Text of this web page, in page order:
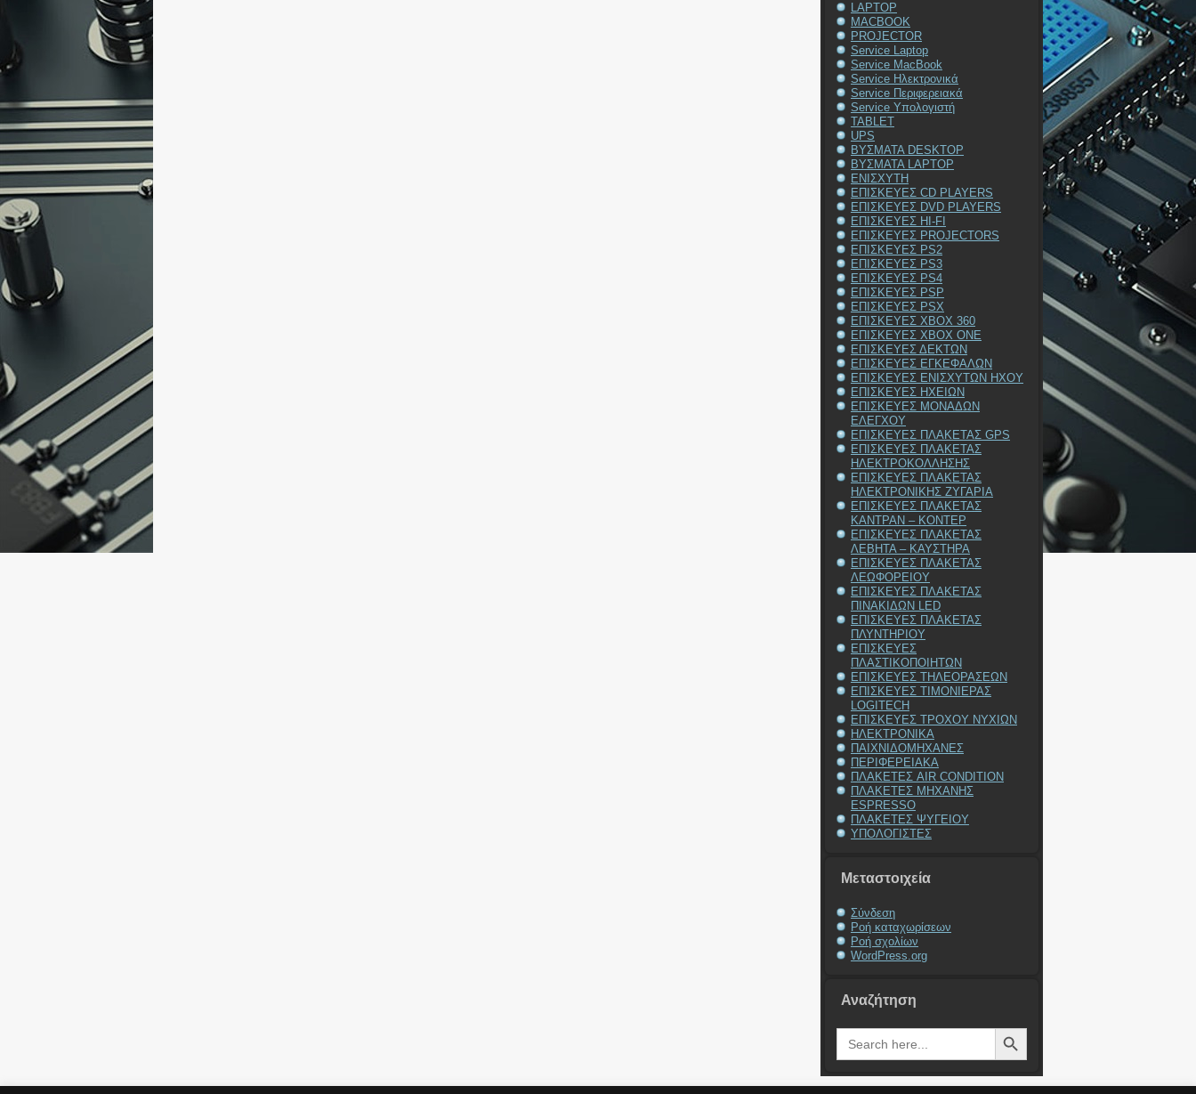
LAPTOP
MACBOOK
PROJECTOR
Service Laptop
Service MacBook
Service Ηλεκτρονικά
Service Περιφερειακά
Service Υπολογιστή
TABLET
UPS
ΒΥΣΜΑΤΑ DESKTOP
ΒΥΣΜΑΤΑ LAPTOP
ΕΝΙΣΧΥΤΗ
ΕΠΙΣΚΕΥΕΣ CD PLAYERS
ΕΠΙΣΚΕΥΕΣ DVD PLAYERS
ΕΠΙΣΚΕΥΕΣ HI-FI
ΕΠΙΣΚΕΥΕΣ PROJECTORS
ΕΠΙΣΚΕΥΕΣ PS2
ΕΠΙΣΚΕΥΕΣ PS3
ΕΠΙΣΚΕΥΕΣ PS4
ΕΠΙΣΚΕΥΕΣ PSP
ΕΠΙΣΚΕΥΕΣ PSX
ΕΠΙΣΚΕΥΕΣ XBOX 360
ΕΠΙΣΚΕΥΕΣ XBOX ONE
ΕΠΙΣΚΕΥΕΣ ΔΕΚΤΩΝ
ΕΠΙΣΚΕΥΕΣ ΕΓΚΕΦΑΛΩΝ
ΕΠΙΣΚΕΥΕΣ ΕΝΙΣΧΥΤΩΝ ΗΧΟΥ
ΕΠΙΣΚΕΥΕΣ ΗΧΕΙΩΝ
ΕΠΙΣΚΕΥΕΣ ΜΟΝΑΔΩΝ
ΕΛΕΓΧΟΥ
ΕΠΙΣΚΕΥΕΣ ΠΛΑΚΕΤΑΣ GPS
ΕΠΙΣΚΕΥΕΣ ΠΛΑΚΕΤΑΣ
ΗΛΕΚΤΡΟΚΟΛΛΗΣΗΣ
ΕΠΙΣΚΕΥΕΣ ΠΛΑΚΕΤΑΣ
ΗΛΕΚΤΡΟΝΙΚΗΣ ΖΥΓΑΡΙΑ
ΕΠΙΣΚΕΥΕΣ ΠΛΑΚΕΤΑΣ
ΚΑΝΤΡΑΝ – ΚΟΝΤΕΡ
ΕΠΙΣΚΕΥΕΣ ΠΛΑΚΕΤΑΣ
ΛΕΒΗΤΑ – ΚΑΥΣΤΗΡΑ
ΕΠΙΣΚΕΥΕΣ ΠΛΑΚΕΤΑΣ
ΛΕΩΦΟΡΕΙΟΥ
ΕΠΙΣΚΕΥΕΣ ΠΛΑΚΕΤΑΣ
ΠΙΝΑΚΙΔΩΝ LED
ΕΠΙΣΚΕΥΕΣ ΠΛΑΚΕΤΑΣ
ΠΛΥΝΤΗΡΙΟΥ
ΕΠΙΣΚΕΥΕΣ
ΠΛΑΣΤΙΚΟΠΟΙΗΤΩΝ
ΕΠΙΣΚΕΥΕΣ ΤΗΛΕΟΡΑΣΕΩΝ
ΕΠΙΣΚΕΥΕΣ ΤΙΜΟΝΙΕΡΑΣ
LOGITECH
ΕΠΙΣΚΕΥΕΣ ΤΡΟΧΟΥ ΝΥΧΙΩΝ
ΗΛΕΚΤΡΟΝΙΚΑ
ΠΑΙΧΝΙΔΟΜΗΧΑΝΕΣ
ΠΕΡΙΦΕΡΕΙΑΚΑ
ΠΛΑΚΕΤΕΣ AIR CONDITION
ΠΛΑΚΕΤΕΣ ΜΗΧΑΝΗΣ
ESPRESSO
ΠΛΑΚΕΤΕΣ ΨΥΓΕΙΟΥ
ΥΠΟΛΟΓΙΣΤΕΣ
Μεταστοιχεία
Σύνδεση
Ροή καταχωρίσεων
Ροή σχολίων
WordPress.org
Αναζήτηση
Search
for:
Search Button